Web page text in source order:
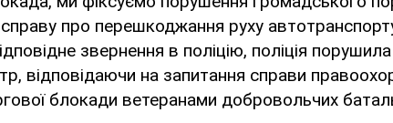
про перешкоджання руху
звернення в поліцію, поліція
відповідаючи на запитання справи
блокади ветеранами добровольчих